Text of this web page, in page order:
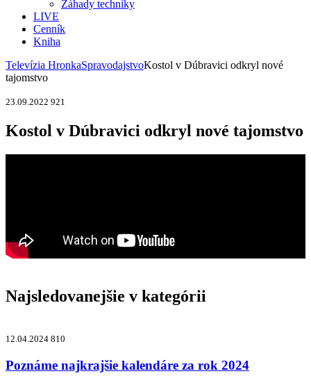
Záhady techniky
LIVE
Cenník
Kniha
Televízia HronkaSpravodajstvoKostol v Dúbravici odkryl nové
tajomstvo
23.09.2022 921
Kostol v Dúbravici odkryl nové tajomstvo
Najsledovanejšie v kategórii
12.04.2024 810
Poznáme najkrajšie kalendáre za rok 2024